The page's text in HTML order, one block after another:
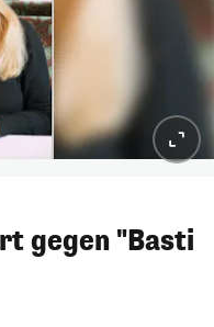
gegen "Basti